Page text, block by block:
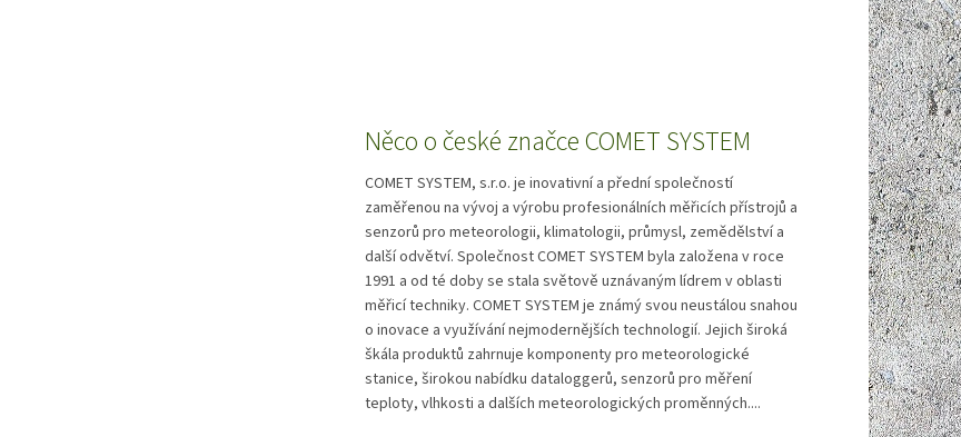
Něco o české značce COMET SYSTEM
COMET SYSTEM, s.r.o. je inovativní a přední společností
zaměřenou na vývoj a výrobu profesionálních měřicích přístrojů a
senzorů pro meteorologii, klimatologii, průmysl, zemědělství a
další odvětví. Společnost COMET SYSTEM byla založena v roce
1991 a od té doby se stala světově uznávaným lídrem v oblasti
měřicí techniky. COMET SYSTEM je známý svou neustálou snahou
o inovace a využívání nejmodernějších technologií. Jejich široká
škála produktů zahrnuje komponenty pro meteorologické
stanice, širokou nabídku dataloggerů, senzorů pro měření
teploty, vlhkosti a dalších meteorologických proměnných....